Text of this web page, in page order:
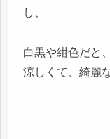
し、
白黒や紺色だと
涼しくて、綺麗